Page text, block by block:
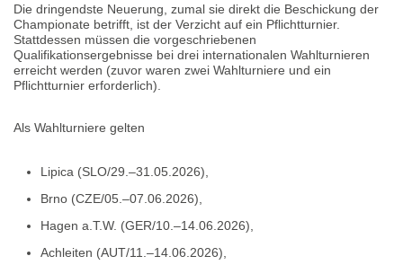
Die dringendste Neuerung, zumal sie direkt die Beschickung der
Championate betrifft, ist der Verzicht auf ein Pflichtturnier.
Stattdessen müssen die vorgeschriebenen
Qualifikationsergebnisse bei drei internationalen Wahlturnieren
erreicht werden (zuvor waren zwei Wahlturniere und ein
Pflichtturnier erforderlich).
Als Wahlturniere gelten
Lipica (SLO/29.–31.05.2026),
Brno (CZE/05.–07.06.2026),
Hagen a.T.W. (GER/10.–14.06.2026),
Achleiten (AUT/11.–14.06.2026),